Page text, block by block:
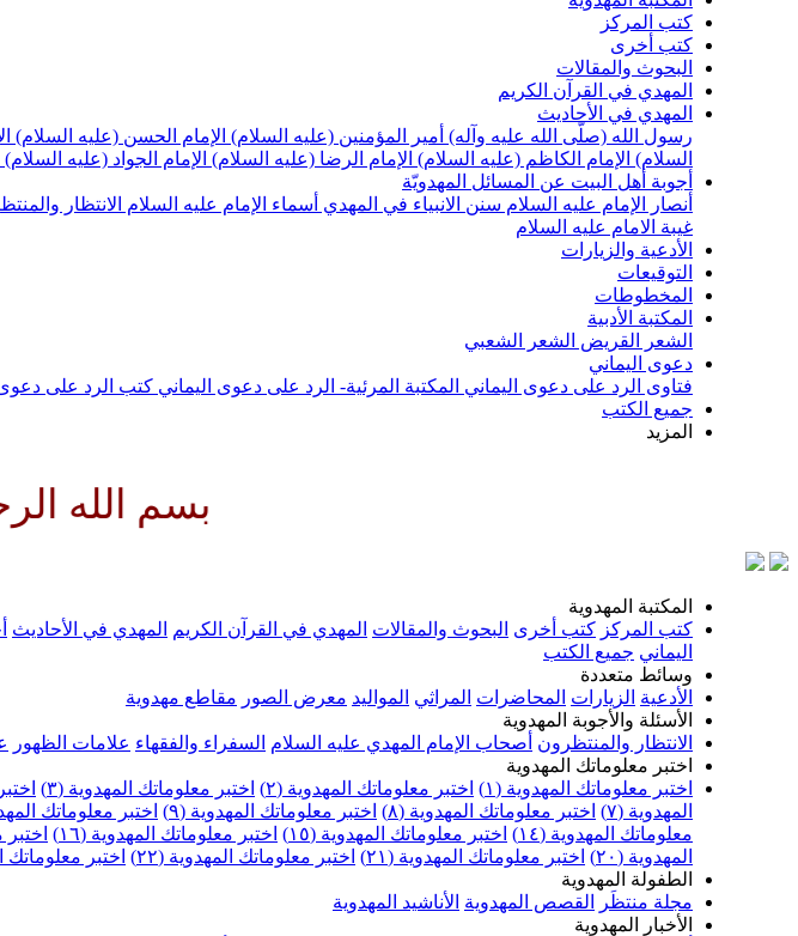
كتب المركز
كتب أخرى
البحوث والمقالات
المهدي في القرآن الكريم
المهدي في الأحاديث
رسول الله (صلّى الله عليه وآله) أمير المؤمنين (عليه السلام) الإمام الحسن (عليه السلام)
السلام) الإمام الكاظم (عليه السلام) الإمام الرضا (عليه السلام) الإمام الجواد (عليه السلام)
أجوبة أهل البيت عن المسائل المهدويّة
أنصار الإمام عليه السلام سنن الانبياء في المهدي أسماء الإمام عليه السلام الانتظار
غيبة الامام عليه السلام
الأدعية والزيارات
التوقيعات
المخطوطات
المكتبة الأدبية
الشعر القريض الشعر الشعبي
دعوى اليماني
فتاوى الرد على دعوى اليماني المكتبة المرئية- الرد على دعوى اليماني كتب الرد على دعوى
جميع الكتب
المزيد
بسم الله الرحمن
المكتبة المهدوية
كتب المركز كتب أخرى البحوث والمقالات المهدي في القرآن الكريم المهدي في الأحاديث
اليماني جميع الكتب
وسائط متعددة
الأدعية الزيارات المحاضرات المراثي المواليد معرض الصور مقاطع مهدوية
الأسئلة والأجوبة المهدوية
الانتظار والمنتظرون أصحاب الإمام المهدي عليه السلام السفراء والفقهاء علامات الظهور
اختبر معلوماتك المهدوية
اختبر معلوماتك المهدوية (١)
اختبر معلوماتك المهدوية (٢) اختبر معلوماتك المهدوية (٣)
المهدوية (٧)
اختبر معلوماتك المهدوية (٨) اختبر معلوماتك المهدوية (٩) اختبر معلوماتك
معلوماتك المهدوية (١٤)
اختبر معلوماتك المهدوية (١٥) اختبر معلوماتك المهدوية (١٦) اختبر
المهدوية (٢٠)
اختبر معلوماتك المهدوية (٢١) اختبر معلوماتك المهدوية (٢٢) اختبر معلوماتك
الطفولة المهدوية
مجلة منتظَر
القصص المهدوية الأناشيد المهدوية
الأخبار المهدوية